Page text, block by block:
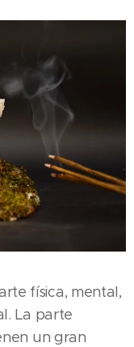
física, mental,
La parte
un gran